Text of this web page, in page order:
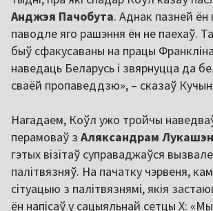
Анджэя Пачобута. Аднак пазней ён
паводле яго рашэння ён не паехаў.
быў сфакусаваны на працы
наведаць Беларусь і звярнуцца да
сваёй пропаведдзю», – сказаў
Нагадаем, Коўл ужо тройчы
перамоваў з Аляксандрам
гэтых візітаў суправаджаўся
палітвязняў. На пачатку чэрвеня,
сітуацыю з палітвязнямі, якія
ён напісаў у сацыяльнай сетцы X: